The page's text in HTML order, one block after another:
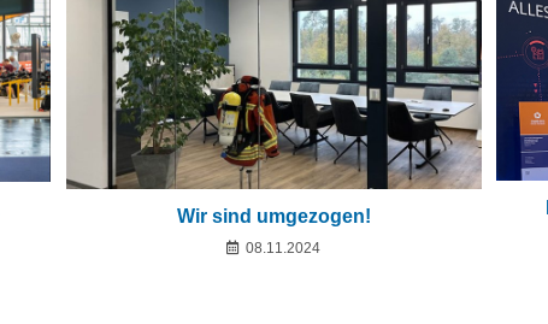
Wir sind umgezogen!
08.11.2024